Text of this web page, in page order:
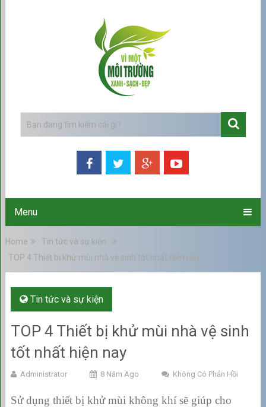
Menu
Home
Tin tức và sự kiện
TOP 4 Thiết bị khử mùi nhà vệ sinh tốt nhất hiện nay
Tin tức và sự kiện
TOP 4 Thiết bị khử mùi nhà vệ sinh
tốt nhất hiện nay
Administrator 8 Năm Ago Không Có Phản Hồi
Sử dụng thiết bị khử mùi không khí sẽ giúp cho